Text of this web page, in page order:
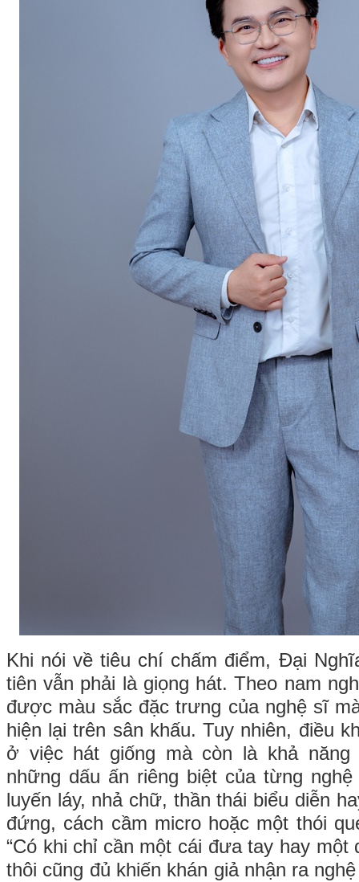
Khi nói về tiêu chí chấm điểm, Đại
tiên vẫn phải là giọng hát. Theo nam
được màu sắc đặc trưng của nghệ sĩ
hiện lại trên sân khấu. Tuy nhiên, điều
ở việc hát giống mà còn là khả
những dấu ấn riêng biệt của từng
luyến láy, nhả chữ, thần thái biểu diễn
đứng, cách cầm micro hoặc một thói
“Có khi chỉ cần một cái đưa tay hay một
thôi cũng đủ khiến khán giả nhận ra